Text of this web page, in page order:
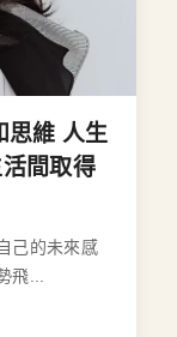
思維 人生
間取得
己的未來感
飛...